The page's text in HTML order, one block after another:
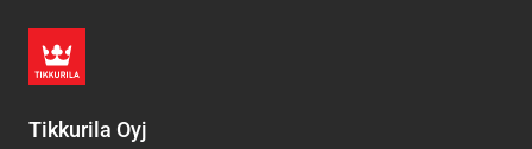
Tikkurila Oyj